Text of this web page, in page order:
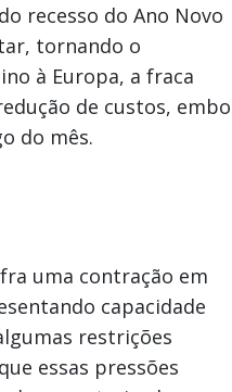
recesso do Ano Novo
tornando o
à Europa, a fraca
de custos,
do mês.
uma contração em
capacidade
restrições
essas pressões